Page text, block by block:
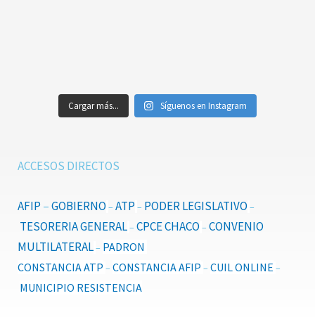
Cargar más... Síguenos en Instagram
ACCESOS DIRECTOS
AFIP–GOBIERNO – ATP– PODER LEGISLATIVO –
TESORERIA GENERAL– CPCE CHACO – CONVENIO
MULTILATERAL– PADRON
CONSTANCIA ATP – CONSTANCIA AFIP – CUIL ONLINE –
MUNICIPIO RESISTENCIA